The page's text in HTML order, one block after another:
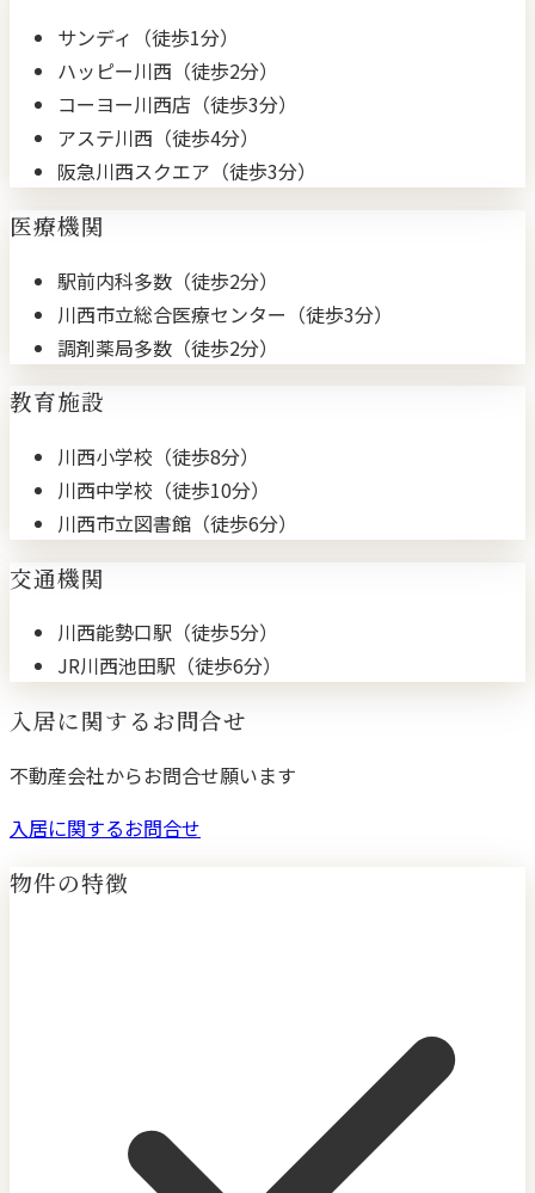
サンディ（徒歩1分）
ハッピー川西（徒歩2分）
コーヨー川西店（徒歩3分）
アステ川西（徒歩4分）
阪急川西スクエア（徒歩3分）
医療機関
駅前内科多数（徒歩2分）
川西市立総合医療センター（徒歩3分）
調剤薬局多数（徒歩2分）
教育施設
川西小学校（徒歩8分）
川西中学校（徒歩10分）
川西市立図書館（徒歩6分）
交通機関
川西能勢口駅（徒歩5分）
JR川西池田駅（徒歩6分）
入居に関するお問合せ
不動産会社からお問合せ願います
入居に関するお問合せ
物件の特徴